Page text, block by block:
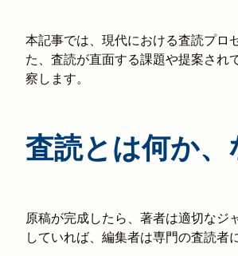
本記事では、現代における査読プロ
た、査読が直面する課題や提案され
察します。
査読とは何か、
原稿が完成したら、著者は適切なジ
していれば、編集者は専門の査読者